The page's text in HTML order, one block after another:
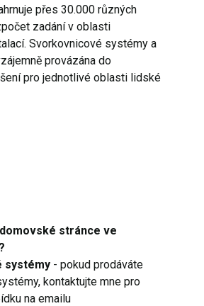
přes 30.000 různých
zadání v oblasti
Svorkovnicové systémy a
provázána do
pro jednotlivé oblasti lidské
stránce ve
systémy - pokud prodáváte
kontaktujte mne pro
na emailu